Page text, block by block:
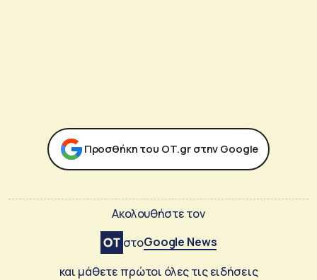
Προσθήκη του ΟΤ.gr στην Google
Ακολουθήστε τον
στοGoogle News
και μάθετε πρώτοι όλες τις ειδήσεις